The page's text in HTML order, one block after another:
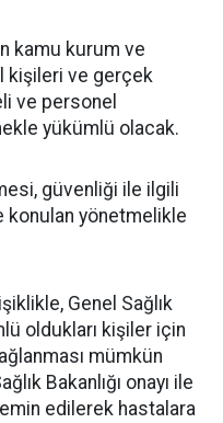
kamu kurum ve
kişileri ve gerçek
ve personel
yükümlü olacak.
güvenliği ile ilgili
konulan yönetmelikle
Genel Sağlık
oldukları kişiler için
mümkün
Bakanlığı onayı ile
edilerek hastalara